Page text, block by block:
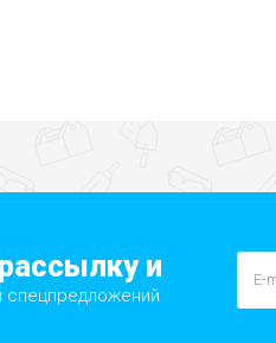
и
спецпредложений